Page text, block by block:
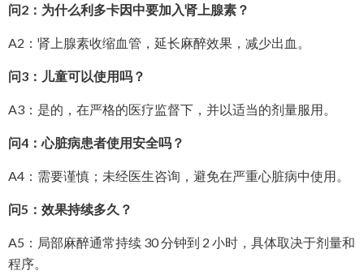
问2：为什么利多卡因中要加入肾上腺素？
A2：肾上腺素收缩血管，延长麻醉效果，减少出血。
问3：儿童可以使用吗？
A3：是的，在严格的医疗监督下，并以适当的剂量服用。
问4：心脏病患者使用安全吗？
A4：需要谨慎；未经医生咨询，避免在严重心脏病中使用。
问5：效果持续多久？
A5：局部麻醉通常持续 30 分钟到 2 小时，具体取决于剂量和
程序。